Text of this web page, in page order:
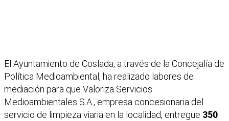
El Ayuntamiento de Coslada, a través de la Concejalía de
Política Medioambiental, ha realizado labores de
mediación para que Valoriza Servicios
Medioambientales S.A., empresa concesionaria del
servicio de limpieza viaria en la localidad, entregue 350